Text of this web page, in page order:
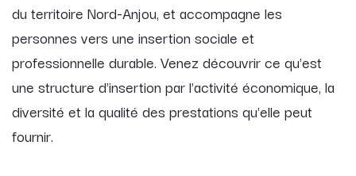
du territoire Nord-Anjou, et accompagne les
personnes vers une insertion sociale et
professionnelle durable. Venez découvrir ce qu'est
une structure d'insertion par l'activité économique, la
diversité et la qualité des prestations qu'elle peut
fournir.